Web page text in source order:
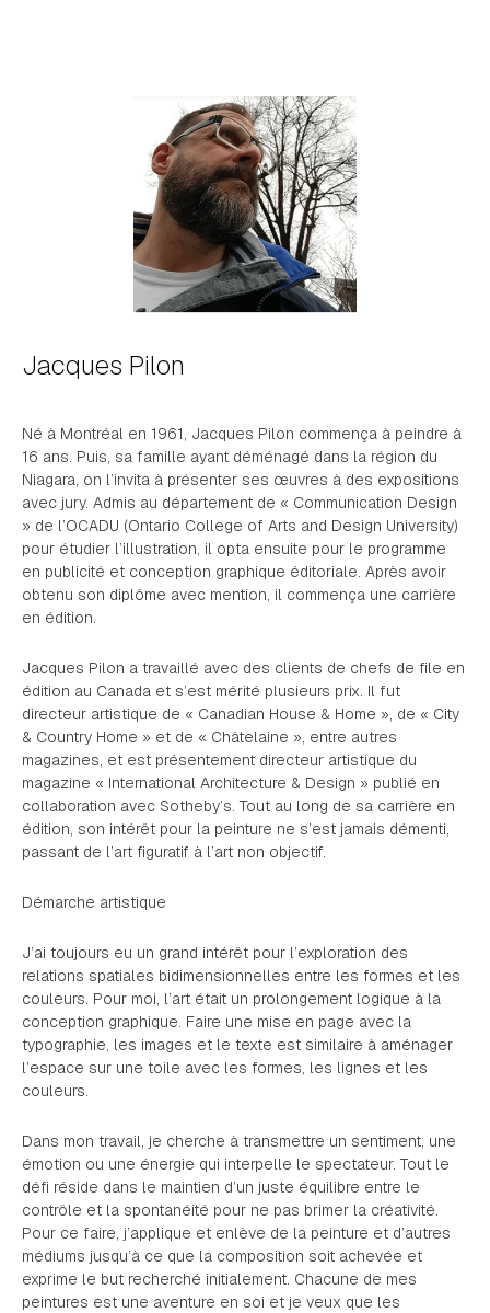
Jacques Pilon
Né à Montréal en 1961, Jacques Pilon commença à peindre à
16 ans. Puis, sa famille ayant déménagé dans la région du
Niagara, on l’invita à présenter ses œuvres à des expositions
avec jury. Admis au département de « Communication Design
» de l’OCADU (Ontario College of Arts and Design University)
pour étudier l’illustration, il opta ensuite pour le programme
en publicité et conception graphique éditoriale. Après avoir
obtenu son diplôme avec mention, il commença une carrière
en édition.
Jacques Pilon a travaillé avec des clients de chefs de file en
édition au Canada et s’est mérité plusieurs prix. Il fut
directeur artistique de « Canadian House & Home », de « City
& Country Home » et de « Châtelaine », entre autres
magazines, et est présentement directeur artistique du
magazine « International Architecture & Design » publié en
collaboration avec Sotheby’s. Tout au long de sa carrière en
édition, son intérêt pour la peinture ne s’est jamais démenti,
passant de l’art figuratif à l’art non objectif.
Démarche artistique
J’ai toujours eu un grand intérêt pour l’exploration des
relations spatiales bidimensionnelles entre les formes et les
couleurs. Pour moi, l’art était un prolongement logique à la
conception graphique. Faire une mise en page avec la
typographie, les images et le texte est similaire à aménager
l’espace sur une toile avec les formes, les lignes et les
couleurs.
Dans mon travail, je cherche à transmettre un sentiment, une
émotion ou une énergie qui interpelle le spectateur. Tout le
défi réside dans le maintien d’un juste équilibre entre le
contrôle et la spontanéité pour ne pas brimer la créativité.
Pour ce faire, j’applique et enlève de la peinture et d’autres
médiums jusqu’à ce que la composition soit achevée et
exprime le but recherché initialement. Chacune de mes
peintures est une aventure en soi et je veux que les